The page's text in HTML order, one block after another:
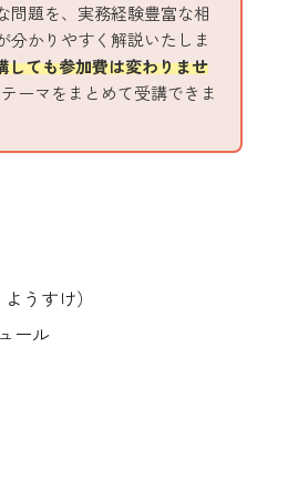
問題を、実務経験豊富な相
分かりやすく解説いたしま
しても参加費は変わりませ
ーマをまとめて受講できま
うすけ）
ール